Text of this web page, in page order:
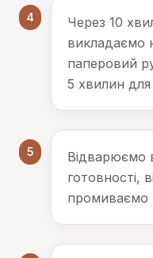
4
Через 10
викладаємо
паперовий
5 хвилин
5
Відварюємо
готовності,